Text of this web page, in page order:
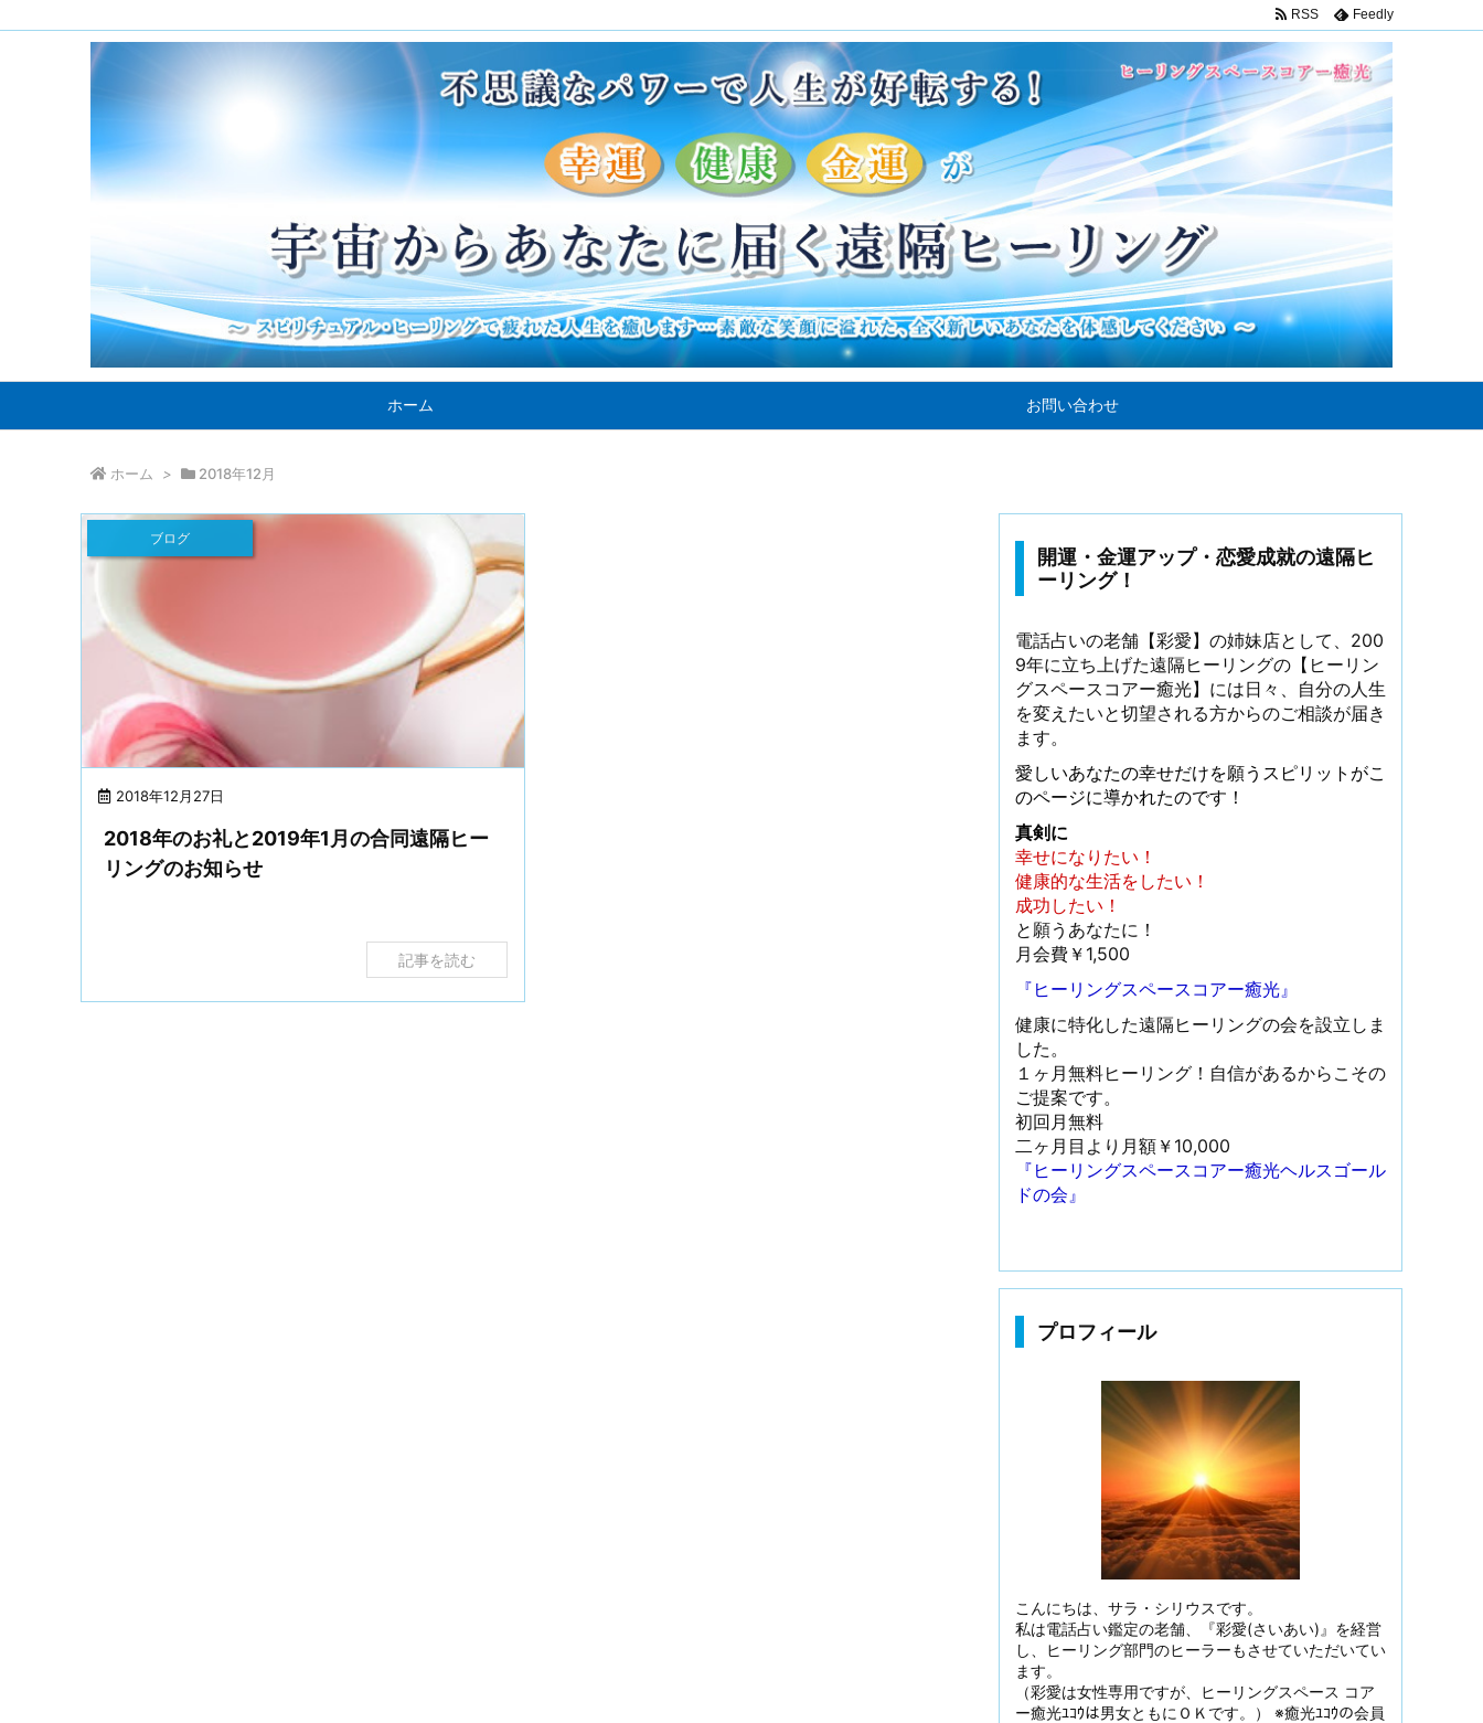
ホーム お問い合わせ
RSS Feedly
ホーム > 2018年12月
2018年12月27日
ブログ
2018年のお礼と2019年1月の合同遠隔ヒー
リングのお知らせ
記事を読む
開運・金運アップ・恋愛成就の遠隔ヒ
ーリング！
電話占いの老舗【彩愛】の姉妹店として、200
9年に立ち上げた遠隔ヒーリングの【ヒーリン
グスペースコアー癒光】には日々、自分の人生
を変えたいと切望される方からのご相談が届き
ます。
愛しいあなたの幸せだけを願うスピリットがこ
のページに導かれたのです！
真剣に
幸せになりたい！
健康的な生活をしたい！
成功したい！
と願うあなたに！
月会費￥1,500
『ヒーリングスペースコアー癒光』
健康に特化した遠隔ヒーリングの会を設立しま
した。
１ヶ月無料ヒーリング！自信があるからこその
ご提案です。
初回月無料
二ヶ月目より月額￥10,000
『ヒーリングスペースコアー癒光ヘルスゴール
ドの会』
プロフィール
こんにちは、サラ・シリウスです。
私は電話占い鑑定の老舗、『彩愛(さいあい)』を経営
し、ヒーリング部門のヒーラーもさせていただいてい
ます。
（彩愛は女性専用ですが、ヒーリングスペース コア
ー癒光ﾕｺｳは男女ともにＯＫです。） ※癒光ﾕｺｳの会員